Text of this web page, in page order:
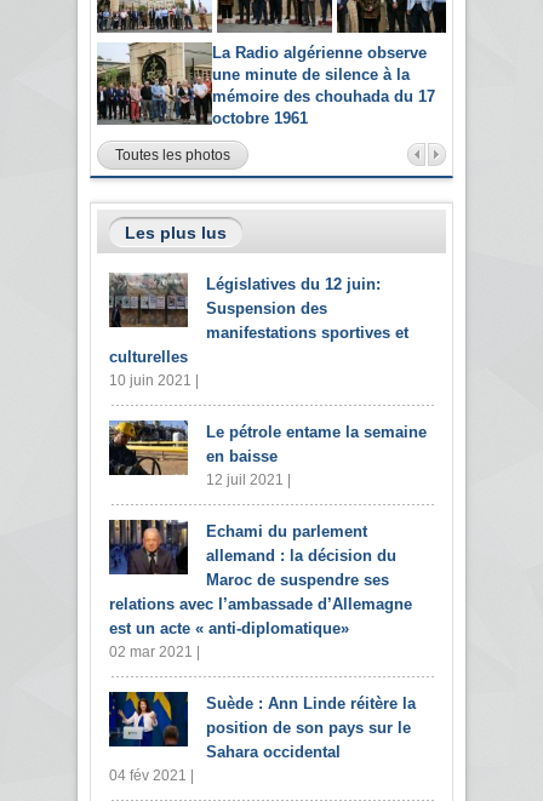
La Radio algérienne observe
une minute de silence à la
mémoire des chouhada du 17
octobre 1961
Toutes les photos
Les plus lus
Législatives du 12 juin:
Suspension des
manifestations sportives et
culturelles
10 juin 2021 |
Le pétrole entame la semaine
en baisse
12 juil 2021 |
Echami du parlement
allemand : la décision du
Maroc de suspendre ses
relations avec l’ambassade d’Allemagne
est un acte « anti-diplomatique»
02 mar 2021 |
Suède : Ann Linde réitère la
position de son pays sur le
Sahara occidental
04 fév 2021 |